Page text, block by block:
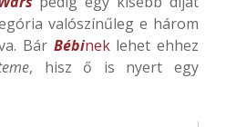
valószínűleg e három
Bár Bébineklehet ehhez
, hisz ő is nyert egy